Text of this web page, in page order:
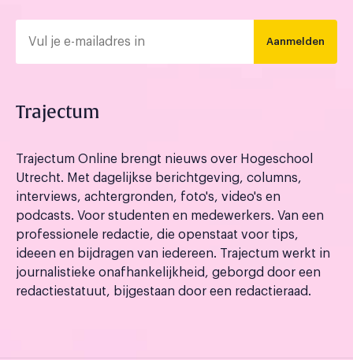
Aanmelden
Trajectum
Trajectum Online brengt nieuws over Hogeschool
Utrecht. Met dagelijkse berichtgeving, columns,
interviews, achtergronden, foto's, video's en
podcasts. Voor studenten en medewerkers. Van een
professionele redactie, die openstaat voor tips,
ideeen en bijdragen van iedereen. Trajectum werkt in
journalistieke onafhankelijkheid, geborgd door een
redactiestatuut, bijgestaan door een redactieraad.